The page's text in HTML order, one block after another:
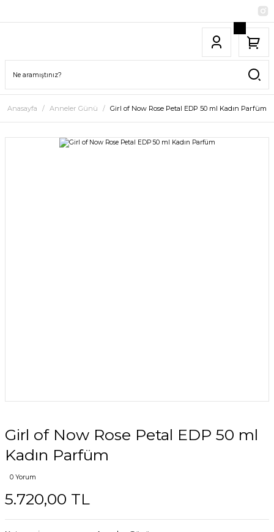
Anasayfa Anneler Günü Girl of Now Rose Petal EDP 50 ml Kadın Parfüm
Girl of Now Rose Petal EDP 50 ml
Kadın Parfüm
0 Yorum
5.720,00 TL